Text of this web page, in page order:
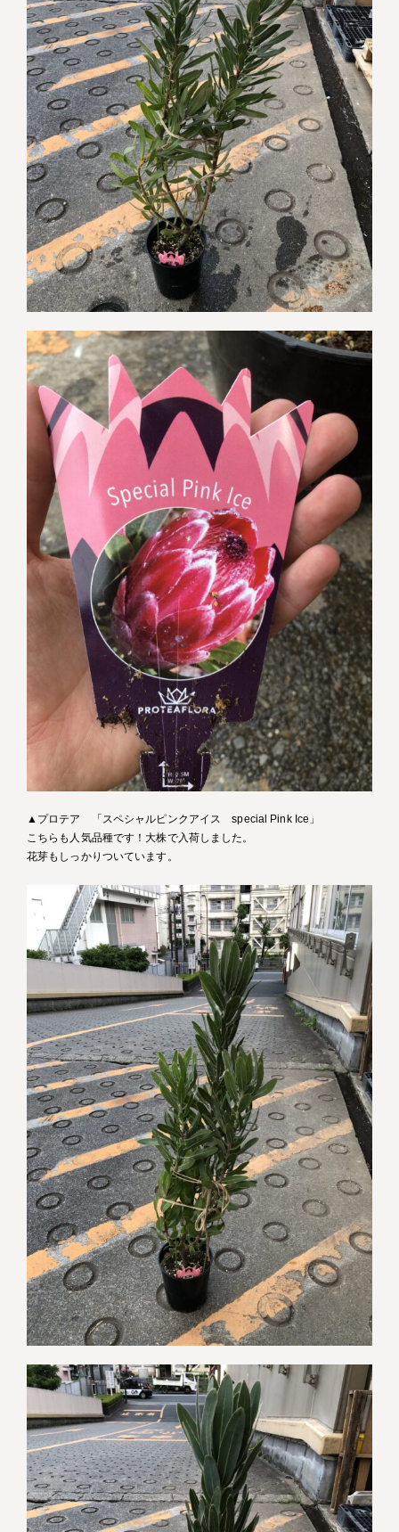
▲プロテア 「スペシャルピンクアイス special Pink Ice」
こちらも人気品種です！大株で入荷しました。
花芽もしっかりついています。